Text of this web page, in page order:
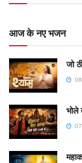
आज के नए भजन
जो
भोले